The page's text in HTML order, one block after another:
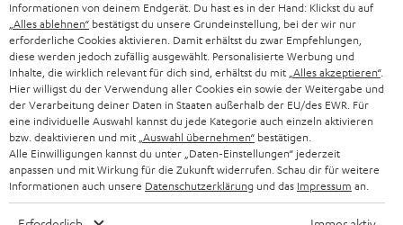
g
SMART HOME
BLUETOOTH-LAUTSPRECHER
KOPFHÖRER
BLUETOOTH-KOPFHÖRER
PRESSE & MARKETING
GESCHÄFTSKUNDEN
PARTNERPROGRAMM
BLOG
NEWSLETTER
ÖSTERREICH
SCHWEIZ
NIEDERLANDE
BELGIEN
Informationen von deinem Endgerät. Du hast es in der Hand: Klickst du auf
„Alles ablehnen“ bestätigst du unsere Grundeinstellung, bei der wir nur
erforderliche Cookies aktivieren. Damit erhältst du zwar Empfehlungen,
diese werden jedoch zufällig ausgewählt. Personalisierte Werbung und
Inhalte, die wirklich relevant für dich sind, erhältst du mit „Alles akzeptieren“.
Hier willigst du der Verwendung aller Cookies ein sowie der Weitergabe und
der Verarbeitung deiner Daten in Staaten außerhalb der EU/des EWR. Für
eine individuelle Auswahl kannst du jede Kategorie auch einzeln aktivieren
bzw. deaktivieren und mit „Auswahl übernehmen“ bestätigen.
Alle Einwilligungen kannst du unter „Daten-Einstellungen“ jederzeit
anpassen und mit Wirkung für die Zukunft widerrufen. Schau dir für weitere
Informationen auch unsere Datenschutzerklärung und das Impressum an.